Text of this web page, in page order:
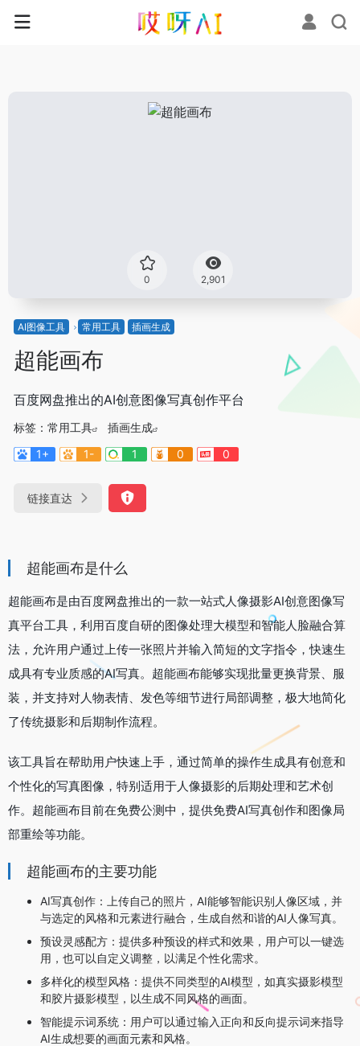
0 2,901
AI图像工具 常用工具 插画生成
超能画布
百度网盘推出的AI创意图像写真创作平台
标签： 常用工具
插画生成
1+
1- 1 0 0
链接直达
超能画布是什么
超能画布是由百度网盘推出的一款一站式人像摄影AI创意图像写
真平台工具，利用百度自研的图像处理大模型和智能人脸融合算
法，允许用户通过上传一张照片并输入简短的文字指令，快速生
成具有专业质感的AI写真。超能画布能够实现批量更换背景、服
装，并支持对人物表情、发色等细节进行局部调整，极大地简化
了传统摄影和后期制作流程。
该工具旨在帮助用户快速上手，通过简单的操作生成具有创意和
个性化的写真图像，特别适用于人像摄影的后期处理和艺术创
作。超能画布目前在免费公测中，提供免费AI写真创作和图像局
部重绘等功能。
超能画布的主要功能
AI写真创作：上传自己的照片，AI能够智能识别人像区域，并
与选定的风格和元素进行融合，生成自然和谐的AI人像写真。
预设灵感配方：提供多种预设的样式和效果，用户可以一键选
用，也可以自定义调整，以满足个性化需求。
多样化的模型风格：提供不同类型的AI模型，如真实摄影模型
和胶片摄影模型，以生成不同风格的画面。
智能提示词系统：用户可以通过输入正向和反向提示词来指导
AI生成想要的画面元素和风格。